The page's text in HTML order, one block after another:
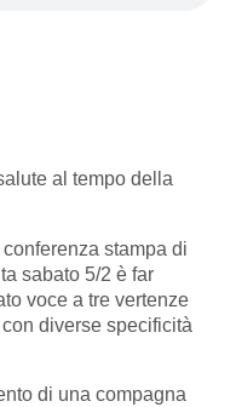
al tempo della
stampa di
sabato 5/2 è far
voce a tre vertenze
diverse specificità
di una compagna